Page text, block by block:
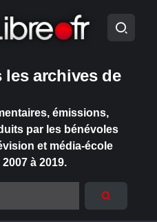
les archives de
émissions,
par les bénévoles
et média-école
à 2019.